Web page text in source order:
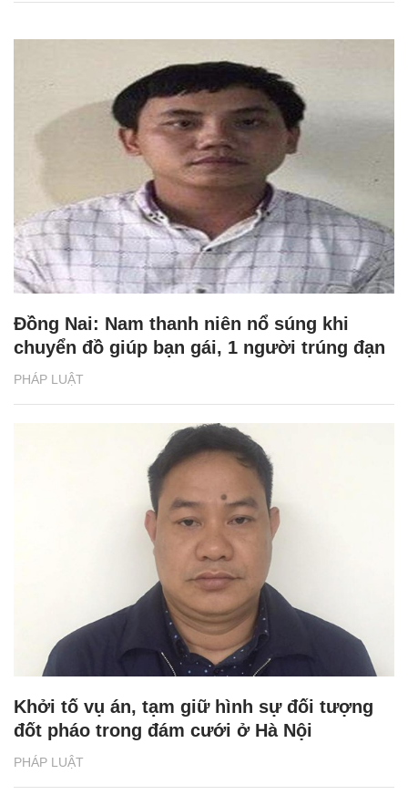
PHÁP LUẬT
Đồng Nai: Nam thanh niên nổ súng khi
chuyển đồ giúp bạn gái, 1 người trúng đạn
PHÁP LUẬT
Khởi tố vụ án, tạm giữ hình sự đối tượng
đốt pháo trong đám cưới ở Hà Nội